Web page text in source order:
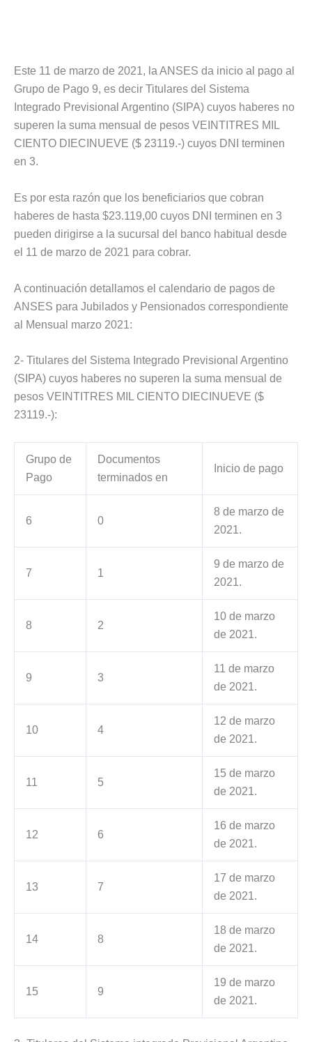
Este 11 de marzo de 2021, la ANSES da inicio al pago al
Grupo de Pago 9, es decir Titulares del Sistema
Integrado Previsional Argentino (SIPA) cuyos haberes no
superen la suma mensual de pesos VEINTITRES MIL
CIENTO DIECINUEVE ($ 23119.-) cuyos DNI terminen
en 3.
Es por esta razón que los beneficiarios que cobran
haberes de hasta $23.119,00 cuyos DNI terminen en 3
pueden dirigirse a la sucursal del banco habitual desde
el 11 de marzo de 2021 para cobrar.
A continuación detallamos el calendario de pagos de
ANSES para Jubilados y Pensionados correspondiente
al Mensual marzo 2021:
2- Titulares del Sistema Integrado Previsional Argentino
(SIPA) cuyos haberes no superen la suma mensual de
pesos VEINTITRES MIL CIENTO DIECINUEVE ($
23119.-):
Grupo de
Pago
Documentos
terminados en
Inicio de pago
6 0
8 de marzo de
2021.
7 1
9 de marzo de
2021.
8 2
10 de marzo
de 2021.
9 3
11 de marzo
de 2021.
10 4
12 de marzo
de 2021.
11 5
15 de marzo
de 2021.
12 6
16 de marzo
de 2021.
13 7
17 de marzo
de 2021.
14 8
18 de marzo
de 2021.
15 9
19 de marzo
de 2021.